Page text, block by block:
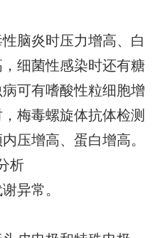
脑炎时压力增高、白
细菌性感染时还有糖
可有嗜酸性粒细胞增
梅毒螺旋体抗体检测
压增高、蛋白增高。
析
异常。